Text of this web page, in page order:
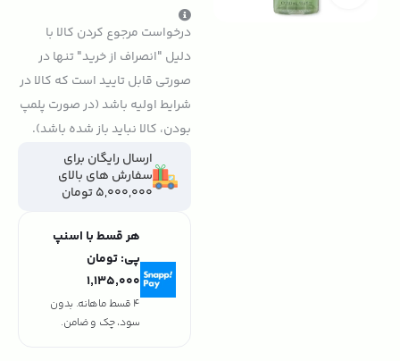
درخواست مرجوع کردن کالا با
دلیل "انصراف از خرید" تنها در
صورتی قابل تایید است که کالا در
شرایط اولیه باشد (در صورت پلمپ
بودن، کالا نباید باز شده باشد).
ارسال رایگان برای
سفارش های بالای
5,000,000 تومان
هر قسط با اسنپ
پی:تومان
۱٬۱۳۵٬۰۰۰
4 قسط ماهانه. بدون
سود، چک و ضامن.